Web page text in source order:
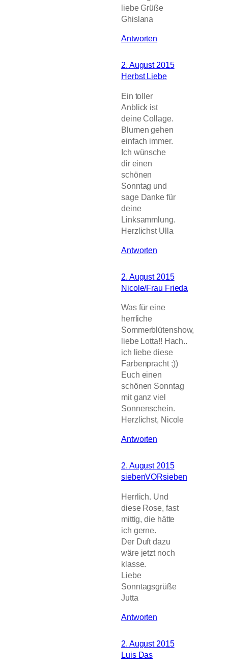
liebe Grüße
Ghislana
Antworten
2. August 2015
Herbst Liebe
Ein toller
Anblick ist
deine Collage.
Blumen gehen
einfach immer.
Ich wünsche
dir einen
schönen
Sonntag und
sage Danke für
deine
Linksammlung.
Herzlichst Ulla
Antworten
2. August 2015
Nicole/Frau Frieda
Was für eine
herrliche
Sommerblütenshow,
liebe Lotta!! Hach..
ich liebe diese
Farbenpracht ;))
Euch einen
schönen Sonntag
mit ganz viel
Sonnenschein.
Herzlichst, Nicole
Antworten
2. August 2015
siebenVORsieben
Herrlich. Und
diese Rose, fast
mittig, die hätte
ich gerne.
Der Duft dazu
wäre jetzt noch
klasse.
Liebe
Sonntagsgrüße
Jutta
Antworten
2. August 2015
Luis Das